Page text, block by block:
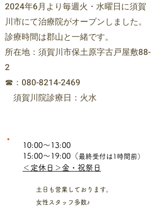
2024年6月より毎週火・水曜日に須賀
川市にて治療院がオープンしました。
診療時間は郡山と一緒です。
所在地：須賀川市保土原字古戸屋敷88-
2
☎：080-8214-2469
須賀川院診療日：火水
10:00～13:00
15:00～19:00（ 最終受付は1時間前）
＜定休日＞金・祝祭日
​土日も営業しております。
女性スタッフ多数♪